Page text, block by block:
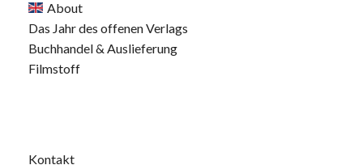
About
Das Jahr des offenen Verlags
Buchhandel & Auslieferung
Filmstoff
Kontakt